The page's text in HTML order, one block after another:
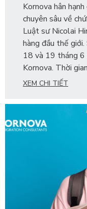
Kornova hân
chuyên sâu về
Luật sư Nicolai
hàng đầu thế
18 và 19 tháng
Kornova. Thời
XEM CHI TIẾT